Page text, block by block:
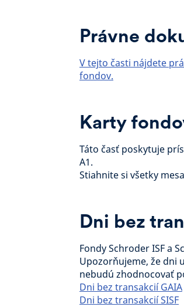
Právne
V tejto časti nájdete
fondov.
Karty
Táto časť poskytuje
A1.
Stiahnite si všetky
Dni bez
Fondy Schroder ISF a
Upozorňujeme, že dni
nebudú zhodnocovať
Dni bez transakcií GAIA
Dni bez transakcií SISF